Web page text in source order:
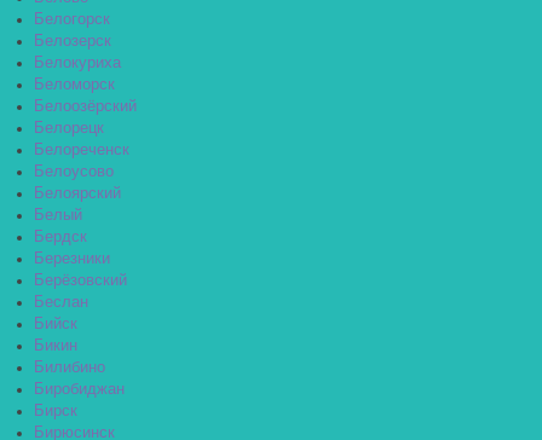
Белогорск
Белозерск
Белокуриха
Беломорск
Белоозёрский
Белорецк
Белореченск
Белоусово
Белоярский
Белый
Бердск
Березники
Берёзовский
Беслан
Бийск
Бикин
Билибино
Биробиджан
Бирск
Бирюсинск